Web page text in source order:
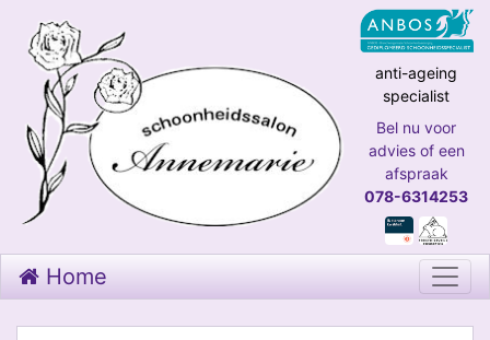
anti-ageing
specialist
Bel nu voor
advies of een
afspraak
078-6314253
Home